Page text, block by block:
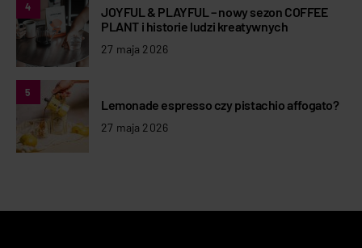
4
JOYFUL & PLAYFUL – nowy sezon COFFEE
PLANT i historie ludzi kreatywnych
27 maja 2026
5
Lemonade espresso czy pistachio affogato?
27 maja 2026